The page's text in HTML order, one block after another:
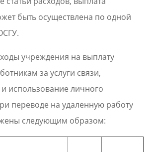
быть осуществлена по одной
учреждения на выплату
за услуги связи,
использование личного
переводе на удаленную работу
следующим образом: